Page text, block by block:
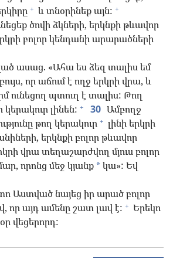
+ և տնօրինեք այն: +
ծովի ձկների, երկնքի թևավոր
բոլոր կենդանի արարածների
ասաց. «Ահա ես ձեզ տալիս եմ
որ աճում է ողջ երկրի վրա, և
ունեցող պտուղ է տալիս: Թող
լինեն: + 30 Ամբողջ
թող կերակուր + լինի երկրի
երկնքի բոլոր թևավոր
վրա տեղաշարժվող մյուս բոլոր
որոնց մեջ կյանք *կա»: Եվ
Աստված նայեց իր արած բոլոր
որ այդ ամենը շատ լավ է: + Երեկո
վեցերորդ: